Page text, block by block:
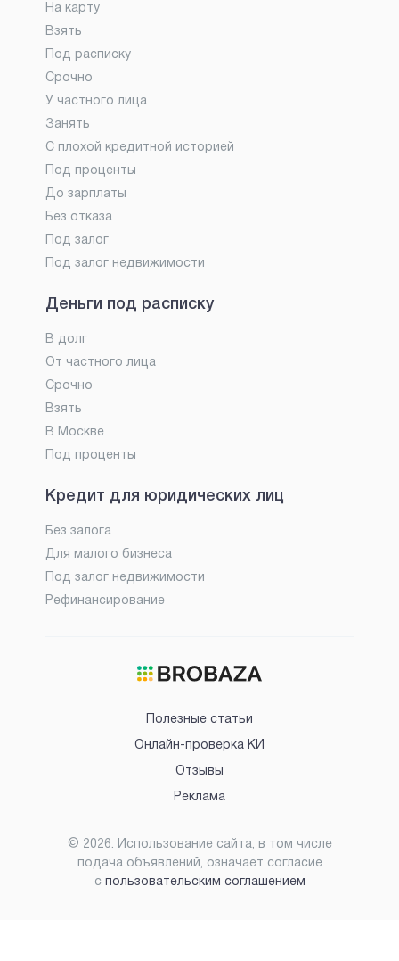
На карту
Взять
Под расписку
Срочно
У частного лица
Занять
С плохой кредитной историей
Под проценты
До зарплаты
Без отказа
Под залог
Под залог недвижимости
Деньги под расписку
В долг
От частного лица
Срочно
Взять
В Москве
Под проценты
Кредит для юридических лиц
Без залога
Для малого бизнеса
Под залог недвижимости
Рефинансирование
Полезные статьи
Онлайн-проверка КИ
Отзывы
Реклама
© 2026. Использование сайта, в том числе
подача объявлений, означает согласие
с пользовательским соглашением